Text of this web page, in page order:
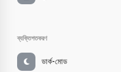
ব্যক্তিগতকরণ
ডার্ক-মোড